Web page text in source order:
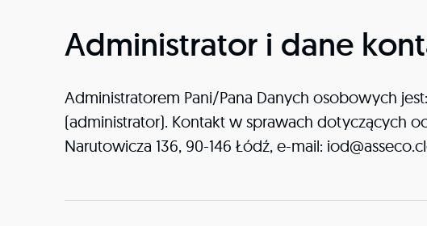
Administrator i dane
Administratorem Pani/Pana Danych osobowych
(administrator). Kontakt w sprawach dotyczących
Narutowicza 136, 90-146 Łódź, e-mail: